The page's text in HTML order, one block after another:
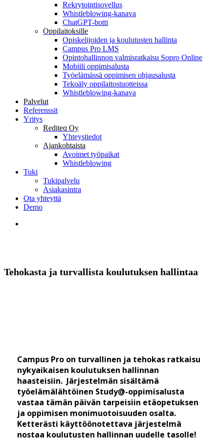
Rekrytointisovellus
Whistleblowing-kanava
ChatGPT-botti
Oppilaitoksille
Opiskelijoiden ja koulutusten hallinta
Campus Pro LMS
Opintohallinnon valmisratkaisu Sopro Online
Mobiili oppimisalusta
Työelämässä oppimisen ohjausalusta
Tekoäly oppilaitostuotteissa
Whistleblowing-kanava
Palvelut
Referenssit
Yritys
Rediteq Oy
Yhteystiedot
Ajankohtaista
Avoimet työpaikat
Whistleblowing
Tuki
Tukipalvelu
Asiakasintra
Ota yhteyttä
Demo
Tehokasta ja turvallista koulutuksen hallintaa
Campus Pro on turvallinen ja tehokas ratkaisu
nykyaikaisen koulutuksen hallinnan
haasteisiin. Järjestelmän sisältämä
työelämälähtöinen Study@-oppimisalusta
vastaa tämän päivän tarpeisiin etäopetuksen
ja oppimisen monimuotoisuuden osalta.
Ketterästi käyttöönotettava järjestelmä
nostaa koulutusten hallinnan uudelle tasolle!